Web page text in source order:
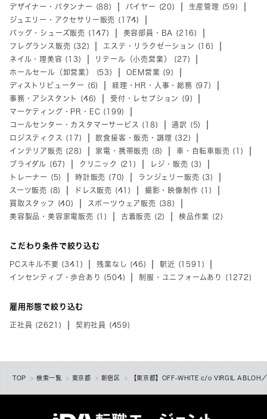
デザイナー・パタンナー (88)
バイヤー (20)
生産管理 (59)
ジュエリー・アクセサリー販売 (174)
バッグ・シューズ販売 (147)
美容部員・BA (216)
フレグランス販売 (32)
エステ・リラクゼーション (16)
ネイル・理美容 (13)
リテール（小売営業） (27)
ホールセール（卸営業） (53)
OEM営業 (9)
ディストリビューター (6)
経理・HR・人事・総務 (97)
事務・アシスタント (46)
受付・レセプション (9)
マーケティング・PR・EC (199)
コールセンター・カスタマーサービス (18)
通訳 (5)
ロジスティクス (17)
飲食接客・販売・調理 (32)
インテリア販売 (28)
家電・携帯販売 (8)
車・自転車販売 (1)
ブライダル (67)
クリニック (21)
レジ・販売 (3)
トレーナー (5)
時計販売 (70)
ランジェリー販売 (3)
スーツ販売 (8)
ドレス販売 (41)
撮影・映像制作 (1)
買取スタッフ (40)
スポーツウェア販売 (38)
美容製品・美容家電販売 (1)
古着販売 (2) 検品作業 (2)
こだわり条件で絞り込む
PCスキル不要 (341) 残業なし (46)
駅近 (1591)
インセンティブ・歩合あり (504)
制服・ユニフォームあり (1272)
雇用形態で絞り込む
正社員 (2621) 契約社員 (459)
TOP 検索一覧 東京都 新宿区 【東京都】OFF-WHITE c/o VIRGIL ABLOH